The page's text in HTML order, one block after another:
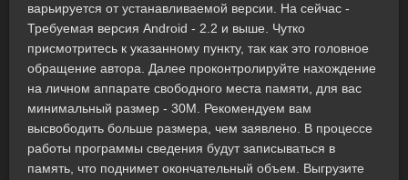
варьируется от устанавливаемой версии. На сейчас -
Требуемая версия Android - 2.2 и выше. Чутко
присмотритесь к указанному пункту, так как это головное
обращение автора. Далее проконтролируйте нахождение
на личном аппарате свободного места памяти, для вас
минимальный размер - 30M. Рекомендуем вам
высвободить больше размера, чем заявлено. В процессе
работы программы сведения будут записываться в
память, что поднимет окончательный объем. Выгрузите